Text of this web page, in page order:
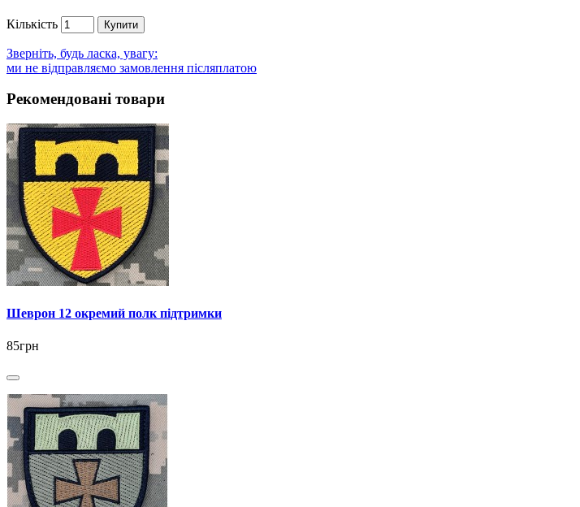
Кількість Купити
Зверніть, будь ласка, увагу:
ми не відправляємо замовлення післяплатою
Рекомендовані товари
Шеврон 12 окремий полк підтримки
85грн